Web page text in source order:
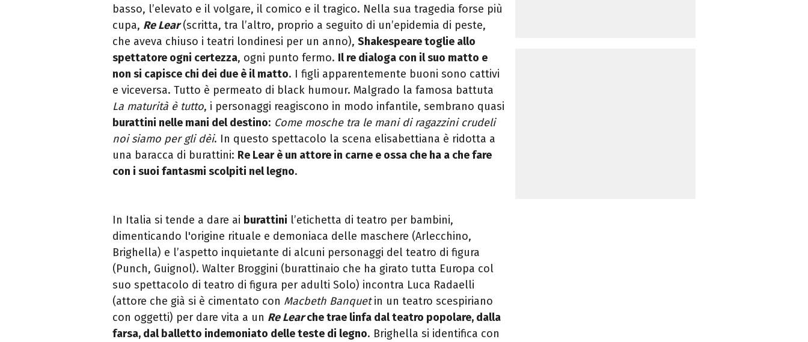
basso, l’elevato e il volgare, il comico e il tragico. Nella sua tragedia forse più
cupa, Re Lear(scritta, tra l’altro, proprio a seguito di un’epidemia di peste,
che aveva chiuso i teatri londinesi per un anno), Shakespeare toglie allo
spettatore ogni certezza, ogni punto fermo. Il re dialoga con il suo matto e
non si capisce chi dei due è il matto. I figli apparentemente buoni sono cattivi
e viceversa. Tutto è permeato di black humour. Malgrado la famosa battuta
La maturità è tutto, i personaggi reagiscono in modo infantile, sembrano quasi
burattini nelle mani del destino: Come mosche tra le mani di ragazzini crudeli
noi siamo per gli dèi. In questo spettacolo la scena elisabettiana è ridotta a
una baracca di burattini: Re Lear è un attore in carne e ossa che ha a che fare
con i suoi fantasmi scolpiti nel legno.
In Italia si tende a dare ai burattini l’etichetta di teatro per bambini,
dimenticando l'origine rituale e demoniaca delle maschere (Arlecchino,
Brighella) e l’aspetto inquietante di alcuni personaggi del teatro di figura
(Punch, Guignol). Walter Broggini (burattinaio che ha girato tutta Europa col
suo spettacolo di teatro di figura per adulti Solo) incontra Luca Radaelli
(attore che già si è cimentato con Macbeth Banquetin un teatro scespiriano
con oggetti) per dare vita a un Re Learche trae linfa dal teatro popolare, dalla
farsa, dal balletto indemoniato delle teste di legno. Brighella si identifica con